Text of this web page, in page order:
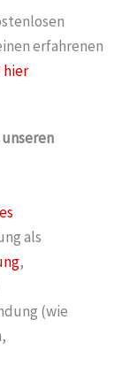
erfahrenen
hier
als
,
(wie